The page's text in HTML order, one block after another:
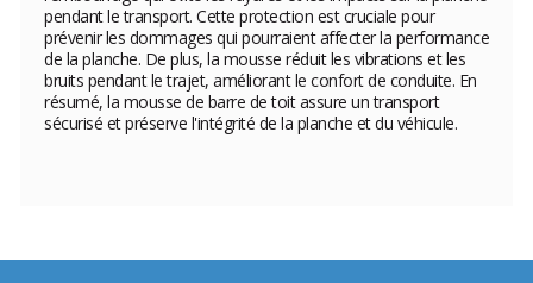
pendant le transport. Cette protection est cruciale pour
prévenir les dommages qui pourraient affecter la performance
de la planche. De plus, la mousse réduit les vibrations et les
bruits pendant le trajet, améliorant le confort de conduite. En
résumé, la mousse de barre de toit assure un transport
sécurisé et préserve l'intégrité de la planche et du véhicule.